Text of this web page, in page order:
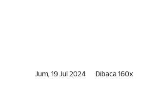
Jum, 19 Jul 2024 Dibaca 160x